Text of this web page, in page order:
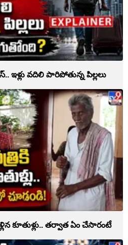
వదిలి పారిపోతున్న పిల్లలు
కూతుళ్లు.. తర్వాత ఏం చేసారంటే